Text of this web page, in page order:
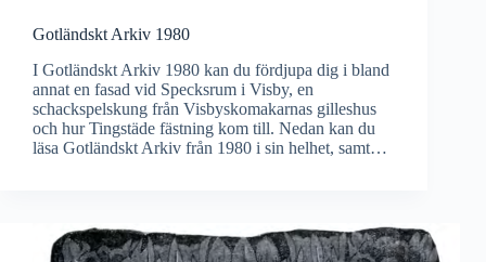
Gotländskt Arkiv 1980
I Gotländskt Arkiv 1980 kan du fördjupa dig i bland
annat en fasad vid Specksrum i Visby, en
schackspelskung från Visbyskomakarnas gilleshus
och hur Tingstäde fästning kom till. Nedan kan du
läsa Gotländskt Arkiv från 1980 i sin helhet, samt…